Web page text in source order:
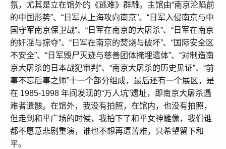
氛，尤其是立在馆外的《逃难》群雕。主馆由“南京沦陷前
的中国形势”、“日军从上海攻向南京”、“日军入侵南京与中
国守军南京保卫战”、“日军在南京的大屠杀”、“日军在南京
的奸淫与掠夺”、“日军在南京的焚烧与破坏”、“国际安全区
不安全”、“日军毁尸灭迹与慈善团体掩埋遗体”、“对制造南
京大屠杀的日本战犯审判”、“南京大屠杀的历史见证”、“前
事不忘后事之师”十一个部分组成，最后还有一个展区，是
在 1985-1998 年间发现的“万人坑”遗址，即南京大屠杀遇
难者遗骸。在馆外，我没有拍照，在馆内，也没有拍照，
但走到和平广场的时候，我拍下了和平女神雕像，我们谁
都不愿意悲剧重演，谁也不想再遭苦难，只希望留下和
平。